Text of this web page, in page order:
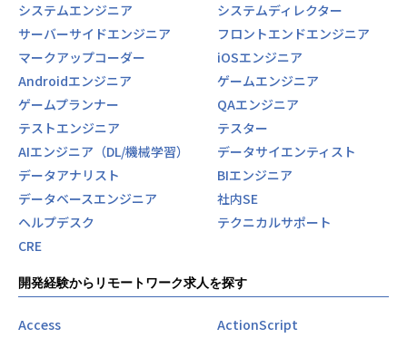
システムエンジニア
システムディレクター
サーバーサイドエンジニア
フロントエンドエンジニア
マークアップコーダー
iOSエンジニア
Androidエンジニア
ゲームエンジニア
ゲームプランナー
QAエンジニア
テストエンジニア
テスター
AIエンジニア（DL/機械学習）
データサイエンティスト
データアナリスト
BIエンジニア
データベースエンジニア
社内SE
ヘルプデスク
テクニカルサポート
CRE
開発経験からリモートワーク求人を探す
Access
ActionScript